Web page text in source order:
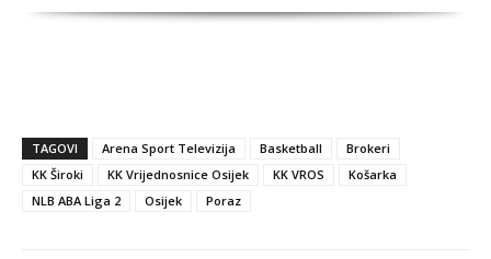
TAGOVI Arena Sport Televizija Basketball
Brokeri
KK Široki
KK Vrijednosnice Osijek KK VROS
Košarka
NLB ABA Liga 2
Osijek Poraz